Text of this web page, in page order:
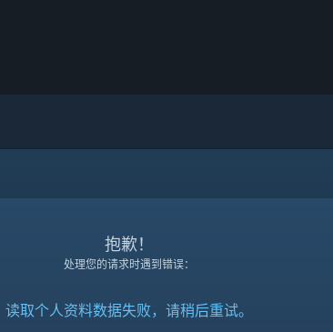
抱歉！
处理您的请求时遇到错误：
读取个人资料数据失败，请稍后重试。